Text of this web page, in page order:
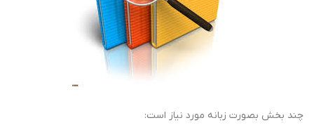
چند بخش بصورت زبانه مورد نیاز است: